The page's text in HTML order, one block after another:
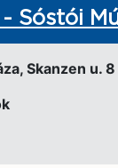
Sóstói
Skanzen u. 8